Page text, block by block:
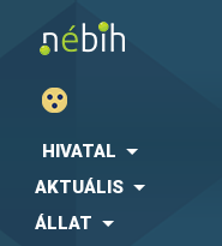
HIVATAL
AKTUÁLIS
ÁLLAT